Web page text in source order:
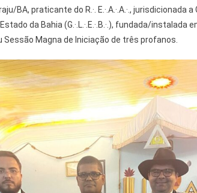
BA, praticante do R.·. E.·.A.·.A.·., jurisdicionada a
da Bahia (G.·.L.·.E.·.B.·.), fundada/instalada
Sessão Magna de Iniciação de três profanos.